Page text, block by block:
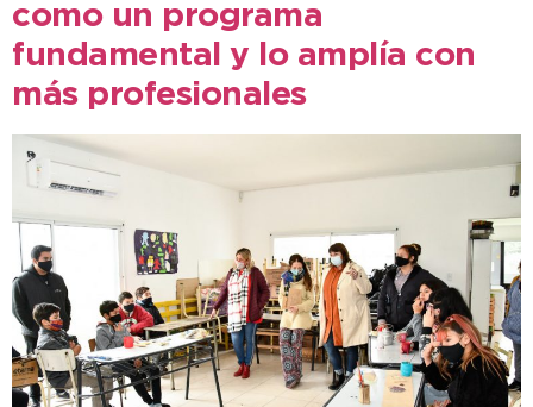
como un programa
fundamental y lo amplía con
más profesionales